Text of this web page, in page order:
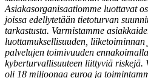
Asiakasorganisaatiomme luottavat
joissa edellytetään tietoturvan
tarkastusta. Varmistamme
luottamuksellisuuden, liiketoiminnan
palvelujen toimivuuden
kyberturvallisuuteen liittyviä riskejä.
oli 18 miljoonaa euroa ja